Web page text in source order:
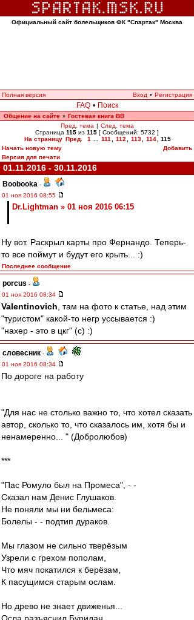
Официальный сайт болельщиков ФК "Спартак" Москва
Полная версия Вход • Регистрация
FAQ • Поиск
Общение на сайте » Гостевая книга ВВ
Пред. тема | След. тема
Страница 115 из 115 [ Сообщений: 5732 ]
На страницу Пред. 1 111 112 113 114
115
Начать новую тему
Добавить
Версия для печати
01.11.2016 - 30.11.2016
Boobooka -
01 ноя 2016 08:55
Dr.Lightman » 01 ноя 2016 06:15
Ну вот. Раскрыл карты про Фернандо. Теперь-
то все поймут и будут его крыть... :)
Последнее сообщение
porcus -
01 ноя 2016 08:34
Valentinovich , там на фото к статье, над этим
"туристом" какой-то негр уссывается :)
"нахер - это в цкг" (с) :)
словесник -
01 ноя 2016 08:34
По дороге на работу
"Для нас не столько важно то, что хотел сказать
автор, сколько то, что сказалось им, хотя бы и
ненамеренно... " (Добролюбов)
***
"Пас Ромуло был на Промеса", - -
Сказал нам Денис Глушаков.
Не поняли мы ни бельмеса:
Болелы - - подтип дураков.
Мы глазом не сильно тверёзым
Узрели с грехом пополам,
Что мяч покатился к берёзам,
К пасущимся старым ослам.
Но древо не знает движенья...